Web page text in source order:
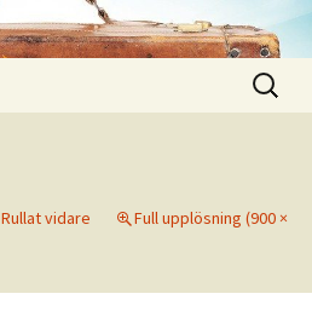
Sök
efter:
Rullat vidare
Full upplösning (900 ×